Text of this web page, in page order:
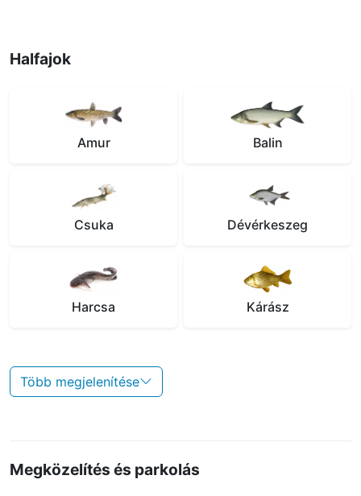
Halfajok
Amur Balin
Csuka Dévérkeszeg
Harcsa Kárász
Több megjelenítése
Megközelítés és parkolás